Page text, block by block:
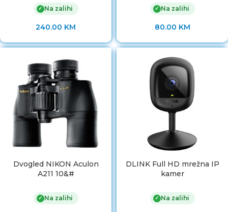
✓ Na zalihi
240.00 KM
✓ Na zalihi
80.00 KM
Dvogled NIKON Aculon
A211 10&#
✓ Na zalihi
DLINK Full HD mrežna IP
kamer
✓ Na zalihi